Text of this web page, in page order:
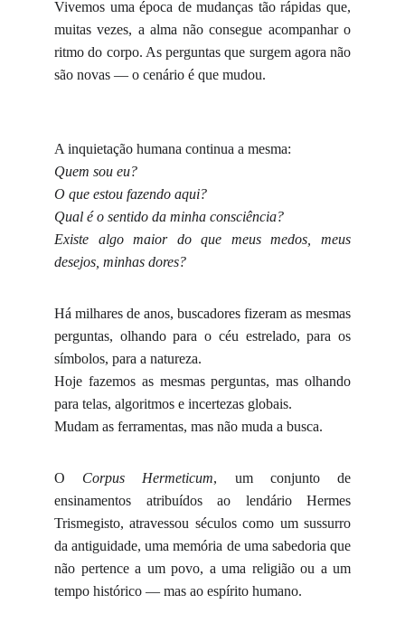
Vivemos uma época de mudanças tão rápidas que,
muitas vezes, a alma não consegue acompanhar o
ritmo do corpo. As perguntas que surgem agora não
são novas — o cenário é que mudou.
A inquietação humana continua a mesma:
Quem sou eu?
O que estou fazendo aqui?
Qual é o sentido da minha consciência?
Existe algo maior do que meus medos, meus
desejos, minhas dores?
Há milhares de anos, buscadores fizeram as mesmas
perguntas, olhando para o céu estrelado, para os
símbolos, para a natureza.
Hoje fazemos as mesmas perguntas, mas olhando
para telas, algoritmos e incertezas globais.
Mudam as ferramentas, mas não muda a busca.
O Corpus Hermeticum, um conjunto de
ensinamentos atribuídos ao lendário Hermes
Trismegisto, atravessou séculos como um sussurro
da antiguidade, uma memória de uma sabedoria que
não pertence a um povo, a uma religião ou a um
tempo histórico — mas ao espírito humano.